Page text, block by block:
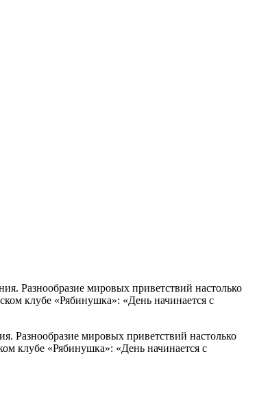
Разнообразие мировых приветствий настолько
клубе «Рябинушка»: «День начинается с
Разнообразие мировых приветствий настолько
клубе «Рябинушка»: «День начинается с